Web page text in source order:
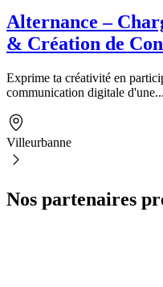
Alternance –
& Création de
Exprime ta créativité en
communication digitale d'une...
Villeurbanne
Nos partenaires